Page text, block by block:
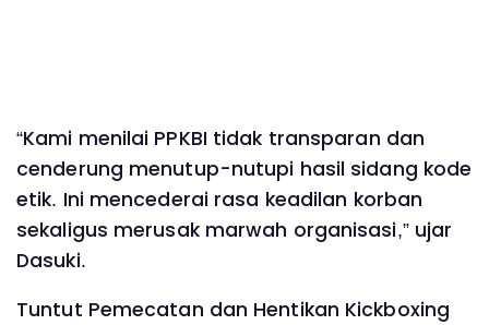
“Kami menilai PPKBI tidak transparan dan
cenderung menutup-nutupi hasil sidang kode
etik. Ini mencederai rasa keadilan korban
sekaligus merusak marwah organisasi,” ujar
Dasuki.
Tuntut Pemecatan dan Hentikan Kickboxing